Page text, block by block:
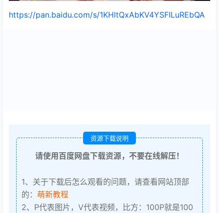
https://pan.baidu.com/s/1KHltQxAbKV4YSFILuREbQA
资源下载说明
请使用百度网盘下载资源，不要在线解压！
1、关于下载后怎么观看的问题，请查看网站顶部
的： 萌新教程
2、P代表图片，V代表视频，比方：100P就是100